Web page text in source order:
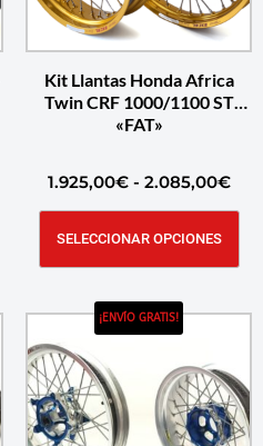
Kit Llantas Honda Africa
Twin CRF 1000/1100 ST
«FAT»
1.925,00€ - 2.085,00€
SELECCIONAR OPCIONES
¡ENVÍO GRATIS!